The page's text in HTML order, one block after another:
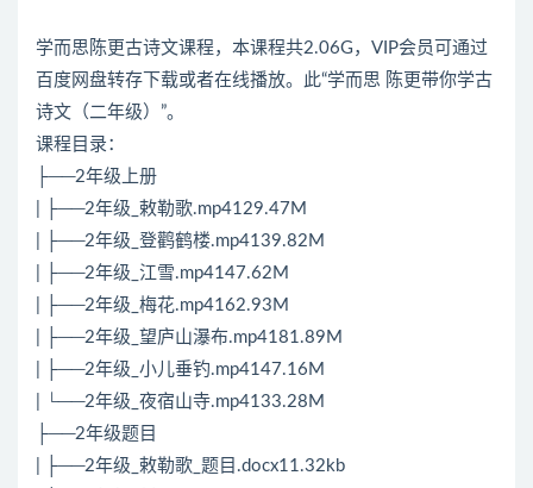
学而思陈更古诗文课程，本课程共2.06G，VIP会员可通过
百度网盘转存下载或者在线播放。此“学而思 陈更带你学古
诗文（二年级）”。
课程目录：
├──2年级上册
| ├──2年级_敕勒歌.mp4129.47M
| ├──2年级_登鹳鹤楼.mp4139.82M
| ├──2年级_江雪.mp4147.62M
| ├──2年级_梅花.mp4162.93M
| ├──2年级_望庐山瀑布.mp4181.89M
| ├──2年级_小儿垂钓.mp4147.16M
| └──2年级_夜宿山寺.mp4133.28M
├──2年级题目
| ├──2年级_敕勒歌_题目.docx11.32kb